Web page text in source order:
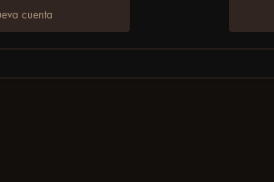
cuenta